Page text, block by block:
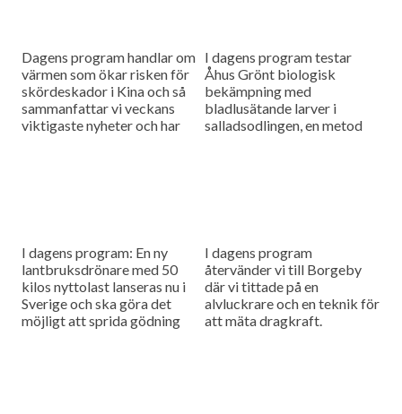
Dagens program handlar om
värmen som ökar risken för
skördeskador i Kina och så
sammanfattar vi veckans
viktigaste nyheter och har
I dagens program testar
Åhus Grönt biologisk
bekämpning med
bladlusätande larver i
salladsodlingen, en metod
I dagens program: En ny
lantbruksdrönare med 50
kilos nyttolast lanseras nu i
Sverige och ska göra det
möjligt att sprida gödning
I dagens program
återvänder vi till Borgeby
där vi tittade på en
alvluckrare och en teknik för
att mäta dragkraft.